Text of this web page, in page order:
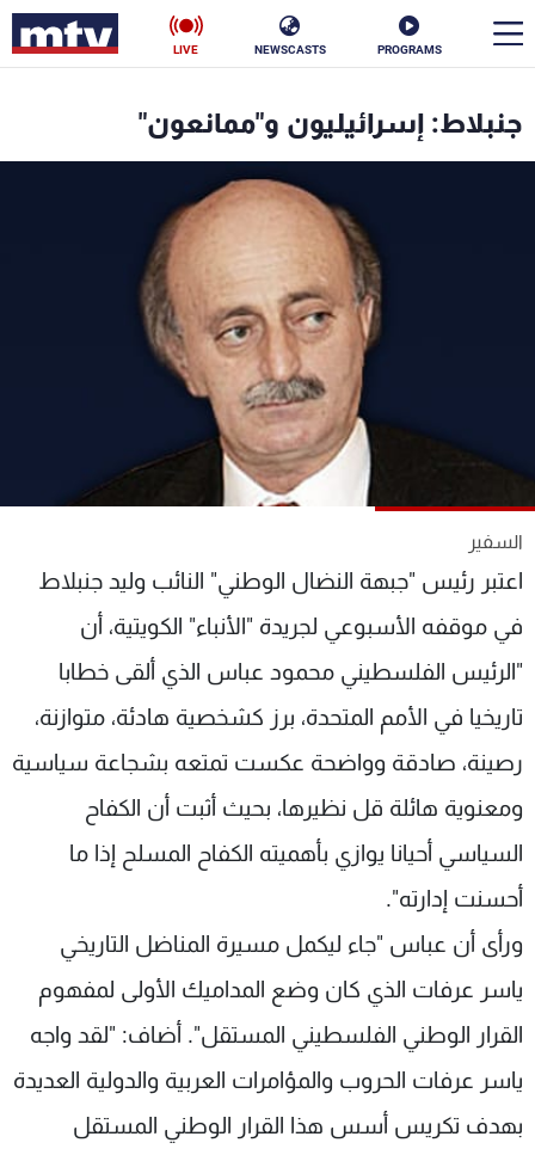
PROGRAMS
NEWSCASTS
LIVE
جنبلاط: إسرائيليون و"ممانعون"
السفير
اعتبر رئيس "جبهة النضال الوطني" النائب وليد جنبلاط
في موقفه الأسبوعي لجريدة "الأنباء" الكويتية، أن
"الرئيس الفلسطيني محمود عباس الذي ألقى خطابا
تاريخيا في الأمم المتحدة، برز كشخصية هادئة، متوازنة،
رصينة، صادقة وواضحة عكست تمتعه بشجاعة سياسية
ومعنوية هائلة قل نظيرها، بحيث أثبت أن الكفاح
السياسي أحيانا يوازي بأهميته الكفاح المسلح إذا ما
أحسنت إدارته".
ورأى أن عباس "جاء ليكمل مسيرة المناضل التاريخي
ياسر عرفات الذي كان وضع المداميك الأولى لمفهوم
القرار الوطني الفلسطيني المستقل". أضاف: "لقد واجه
ياسر عرفات الحروب والمؤامرات العربية والدولية العديدة
بهدف تكريس أسس هذا القرار الوطني المستقل
ناس
فن
رياضة
جدول البرامج
الترددات
عن MTV
لاعلاناتكم
وظائف
شروط الإسـتخدام